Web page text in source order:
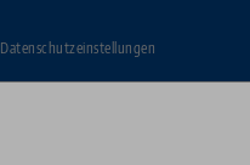
Datenschutzeinstellungen